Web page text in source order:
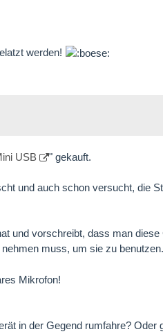
werden!
USB " gekauft.
und auch schon versucht, die
und vorschreibt, dass man
muss, um sie zu
Mikrofon!
in der Gegend rumfahre? Oder